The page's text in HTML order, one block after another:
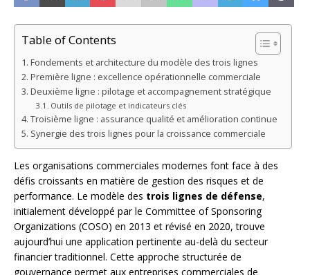
Table of Contents
Fondements et architecture du modèle des trois lignes
Première ligne : excellence opérationnelle commerciale
Deuxième ligne : pilotage et accompagnement stratégique
Outils de pilotage et indicateurs clés
Troisième ligne : assurance qualité et amélioration continue
Synergie des trois lignes pour la croissance commerciale
Les organisations commerciales modernes font face à des
défis croissants en matière de gestion des risques et de
performance. Le modèle des trois lignes de défense,
initialement développé par le Committee of Sponsoring
Organizations (COSO) en 2013 et révisé en 2020, trouve
aujourd’hui une application pertinente au-delà du secteur
financier traditionnel. Cette approche structurée de
gouvernance permet aux entreprises commerciales de